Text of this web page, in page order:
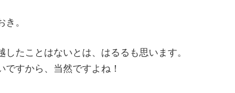
。
したことはないとは、はるるも思います。
すから、当然ですよね！